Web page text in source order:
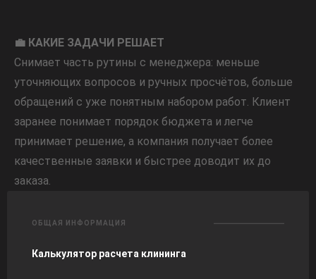
💼 КАКИЕ ЗАДАЧИ РЕШАЕТ
Снимает часть рутины с менеджера: меньше
уточняющих вопросов и ручных просчётов, больше
обращений с уже понятным набором работ. Клиент
заранее понимает порядок бюджета и легче
принимает решение, а компания получает более
качественные заявки и быстрее доводит их до
заказа.
ОБЩАЯ ИНФОРМАЦИЯ
Калькулятор расчета клининга